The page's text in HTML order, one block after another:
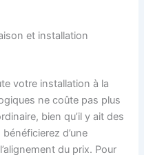
et installation
votre installation à la
ne coûte pas plus
bien qu’il y ait des
d’une
du prix. Pour